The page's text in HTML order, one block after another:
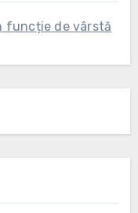
funcție de vârstă